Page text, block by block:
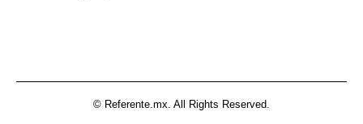
© Referente.mx. All Rights Reserved.